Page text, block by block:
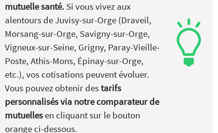
mutuelle santé. Si vous vivez aux
alentours de Juvisy-sur-Orge (Draveil,
Morsang-sur-Orge, Savigny-sur-Orge,
Vigneux-sur-Seine, Grigny, Paray-Vieille-
Poste, Athis-Mons, Épinay-sur-Orge,
etc.), vos cotisations peuvent évoluer.
Vous pouvez obtenir destarifs
personnalisés via notre comparateur de
mutuelles en cliquant sur le bouton
orange ci-dessous.